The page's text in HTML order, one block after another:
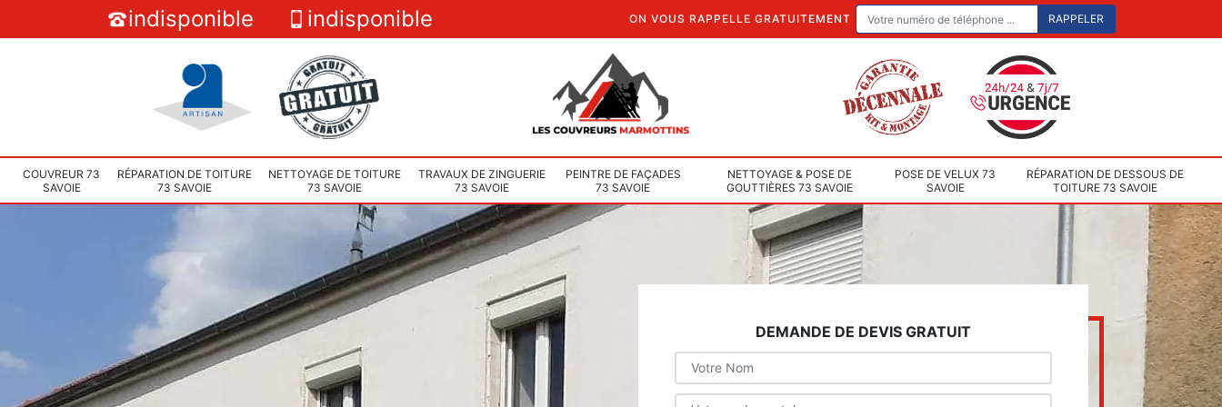
indisponible indisponible ON VOUS RAPPELLE GRATUITEMENT
COUVREUR 73
SAVOIE
RÉPARATION DE TOITURE
73 SAVOIE
NETTOYAGE DE TOITURE
73 SAVOIE
TRAVAUX DE ZINGUERIE
73 SAVOIE
PEINTRE DE FAÇADES
73 SAVOIE
NETTOYAGE & POSE DE
GOUTTIÈRES 73 SAVOIE
POSE DE VELUX 73
SAVOIE
RÉPARATION DE DESSOUS DE
TOITURE 73 SAVOIE
DEMANDE DE DEVIS GRATUIT